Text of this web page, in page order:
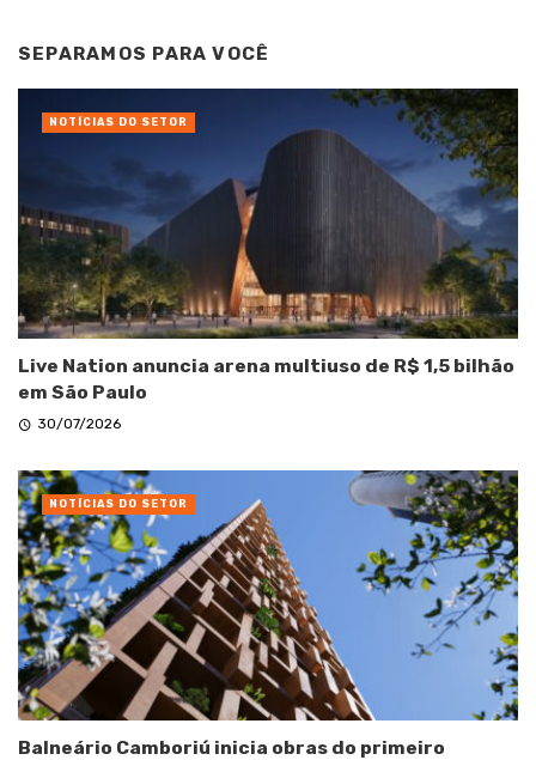
SEPARAMOS PARA VOCÊ
Live Nation anuncia arena multiuso de R$ 1,5 bilhão
em São Paulo
30/07/2026
NOTÍCIAS DO SETOR
Balneário Camboriú inicia obras do primeiro
NOTÍCIAS DO SETOR